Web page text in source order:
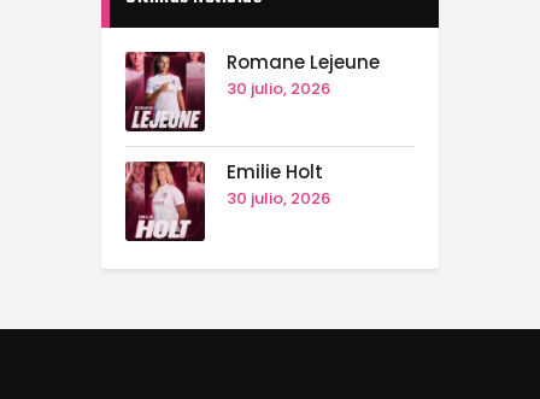
Romane Lejeune
30 julio, 2026
Emilie Holt
30 julio, 2026